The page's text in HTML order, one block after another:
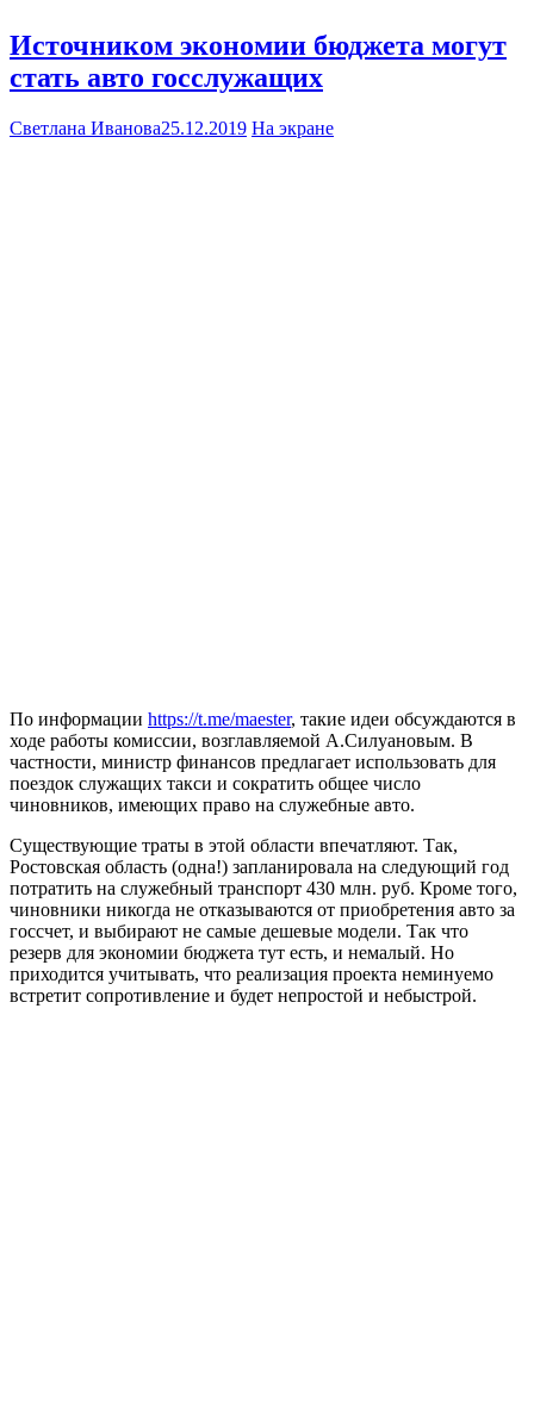
Источником экономии бюджета могут
стать авто госслужащих
Светлана Иванова25.12.2019 На экране
По информации https://t.me/maester, такие идеи обсуждаются в
ходе работы комиссии, возглавляемой А.Силуановым. В
частности, министр финансов предлагает использовать для
поездок служащих такси и сократить общее число
чиновников, имеющих право на служебные авто.
Существующие траты в этой области впечатляют. Так,
Ростовская область (одна!) запланировала на следующий год
потратить на служебный транспорт 430 млн. руб. Кроме того,
чиновники никогда не отказываются от приобретения авто за
госсчет, и выбирают не самые дешевые модели. Так что
резерв для экономии бюджета тут есть, и немалый. Но
приходится учитывать, что реализация проекта неминуемо
встретит сопротивление и будет непростой и небыстрой.